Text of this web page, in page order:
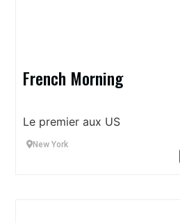
French Morning
Le premier aux US
New York